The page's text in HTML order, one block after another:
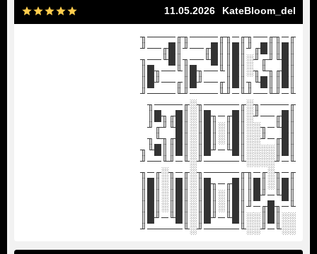
KateBloom_del
11.05.2026
╓─╖╓──╖╓─╖╓────╖╓────╖
║█║║█╓╜║█║║█╓──╜║█╓──╜
║█╙╜╓╜░║█║║█╙──╖║█╙──╖
║█╓╖╙╖░║█║╙──╖█║╙──╖█║
║█║║█╙╖║█║╓──╜█║╓──╜█║
╙─╜╙──╜╙─╜╙────╜╙────╜
╓────╖░╓─────╖░╓────╖
║█╓──╜░║█╓─╖█║░║█╓╖█║
║█╙─╖░░║█║░║█║░║█╙╜╓╜
║█╓─╜░░║█║░║█║░║█╓╖╙╖
║█║░░░░║█╙─╜█║░║█║║█╙╖
╙─╜░░░░╙─────╜░╙─╜╙──╜
╓─╖░╓─╖╓─────╖░╓─╖░╓─╖
║█║░║█║║█╓─╖█║░║█║░║█║
║█╙─╜█║║█║░║█║░║█║░║█║
╙─╖█╓─╜║█║░║█║░║█║░║█║
░░║█║░░║█╙─╜█║░║█╙─╜█║
░░╙─╜░░╙─────╜░╙─────╜